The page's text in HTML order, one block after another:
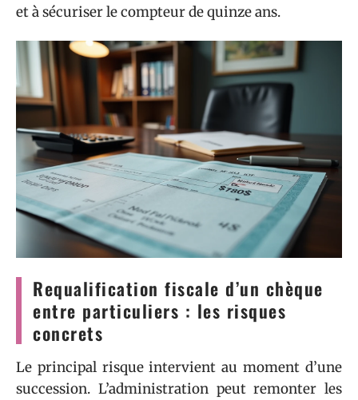
et à sécuriser le compteur de quinze ans.
Requalification fiscale d’un chèque
entre particuliers : les risques
concrets
Le principal risque intervient au moment d’une
succession. L’administration peut remonter les